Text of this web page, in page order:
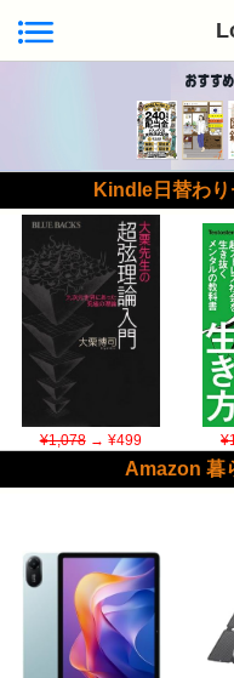
Kindle日替わ
¥1,078→ ¥499
Amazon 暮